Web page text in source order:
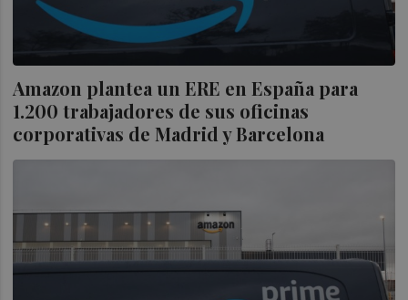
Amazon plantea un ERE en España para
1.200 trabajadores de sus oficinas
corporativas de Madrid y Barcelona